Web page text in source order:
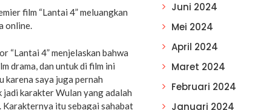
film “Lantai 4” meluangkan
online.
“Lantai 4” menjelaskan bahwa
drama, dan untuk di film ini
karena saya juga pernah
karakter Wulan yang adalah
Karakternya itu sebagai sahabat
Juni 2024
Mei 2024
April 2024
Maret 2024
Februari 2024
Januari 2024